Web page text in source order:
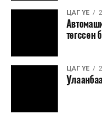
ЦАГ ҮЕ
төгссөн
ЦАГ ҮЕ